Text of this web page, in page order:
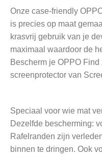
Onze case-friendly
is precies op maat
krasvrij gebruik van je
maximaal waardoor de
Bescherm je OPPO Find
screenprotector van
Speciaal voor wie mat
Dezelfde bescherming:
Rafelranden zijn
binnen te dringen. Ook